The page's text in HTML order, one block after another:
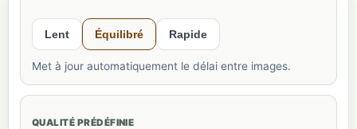
Lent Équilibré Rapide
Met à jour automatiquement le délai entre images.
QUALITÉ PRÉDÉFINIE